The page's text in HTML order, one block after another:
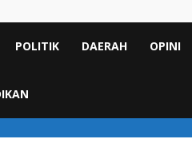
POLITIK DAERAH OPINI